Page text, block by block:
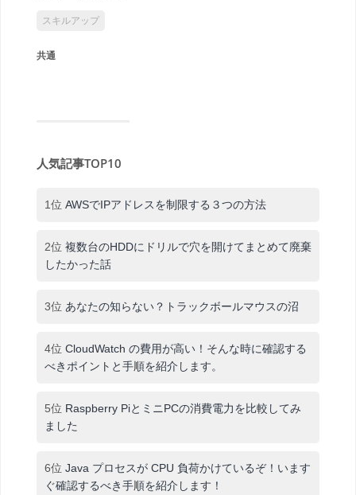
スキルアップ
共通
人気記事TOP10
1位 AWSでIPアドレスを制限する３つの方法
2位 複数台のHDDにドリルで穴を開けてまとめて廃棄
したかった話
3位 あなたの知らない？トラックボールマウスの沼
4位 CloudWatch の費用が高い！そんな時に確認する
べきポイントと手順を紹介します。
5位 Raspberry PiとミニPCの消費電力を比較してみ
ました
6位 Java プロセスが CPU 負荷かけているぞ！います
ぐ確認するべき手順を紹介します！